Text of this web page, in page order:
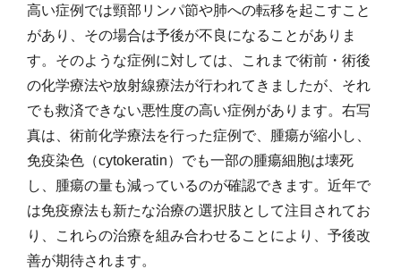
高い症例では頸部リンパ節や肺への転移を起こすこと
があり、その場合は予後が不良になることがありま
す。そのような症例に対しては、これまで術前・術後
の化学療法や放射線療法が行われてきましたが、それ
でも救済できない悪性度の高い症例があります。右写
真は、術前化学療法を行った症例で、腫瘍が縮小し、
免疫染色（cytokeratin）でも一部の腫瘍細胞は壊死
し、腫瘍の量も減っているのが確認できます。近年で
は免疫療法も新たな治療の選択肢として注目されてお
り、これらの治療を組み合わせることにより、予後改
善が期待されます。